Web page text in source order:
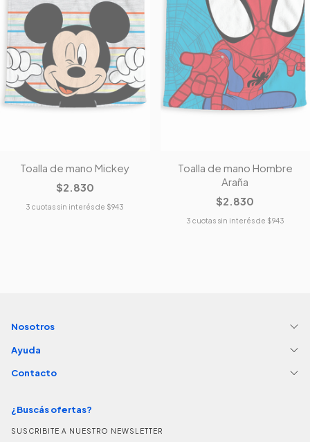
Toalla de mano Mickey
$2.830
3 cuotas sin interés de $943
Toalla de mano Hombre
Araña
$2.830
3 cuotas sin interés de $943
Nosotros
Ayuda
Contacto
¿Buscás ofertas?
SUSCRIBITE A NUESTRO NEWSLETTER